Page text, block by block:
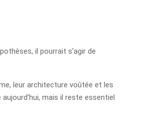
il pourrait s’agir de
leur architecture voûtée et les
mais il reste essentiel